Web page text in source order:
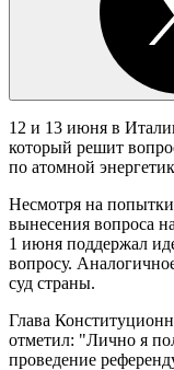
12 и 13 июня в
который решит
по атомной
Несмотря на попытки
вынесения вопроса
1 июня поддержал
вопросу.
суд страны.
Глава
отметил: "Лично я
проведение